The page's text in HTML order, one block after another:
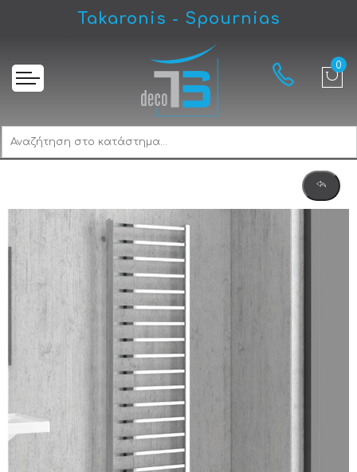
Takaronis - Spournias
Karag Karnak Chrome 1700 Θερμαντική Πετσετοκρεμάστρα 50 X 170 cm